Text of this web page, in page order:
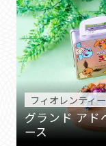
フィオレンティ
グランド アド
ース